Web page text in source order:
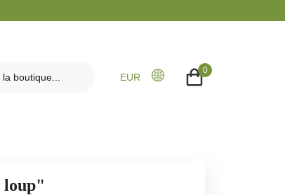
EUR
0
loup"